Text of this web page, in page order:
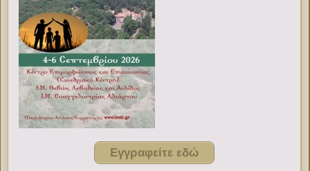
Εγγραφείτε εδώ